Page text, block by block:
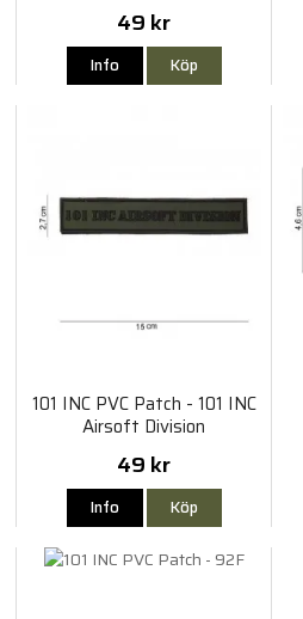
49 kr
Info Köp
101 INC PVC Patch - 101 INC
Airsoft Division
49 kr
Info Köp